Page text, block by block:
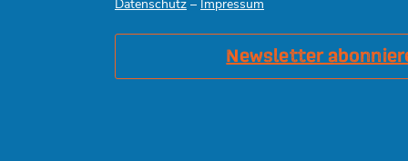
Datenschutz – Impressum
Newsletter